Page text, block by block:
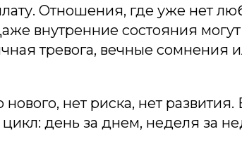
Отношения, где уже нет
внутренние состояния
тревога, вечные сомнения
нет риска, нет развития.
день за днем, неделя за